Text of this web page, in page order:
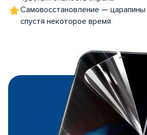
Самовосстановление — царапины
спустя некоторое время